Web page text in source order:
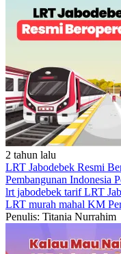
2 tahun lalu
LRT Jabodebek Resmi
Pembangunan Indonesia
lrt jabodebek tarif LRT
LRT murah mahal KM
Penulis: Titania Nurrahim